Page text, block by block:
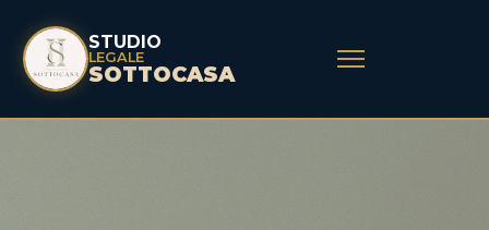
STUDIO
LEGALE
SOTTOCASA